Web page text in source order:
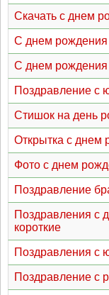
Скачать с днем
С днем рождения
С днем рождения
Поздравление с
Стишок на день
Открытка с днем
Фото с днем
Поздравление
Поздравления с
короткие
Поздравления с
Поздравление с